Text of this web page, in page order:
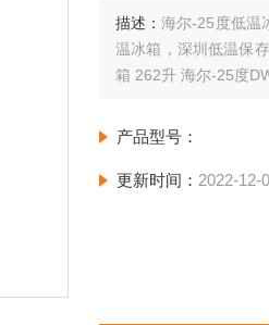
描述：海尔-25度低温冰箱 -25℃，-40℃，-86℃，-150℃低
温冰箱，深圳低温保
箱 262升 海尔-25度
产品型号：
更新时间： 2022-12-